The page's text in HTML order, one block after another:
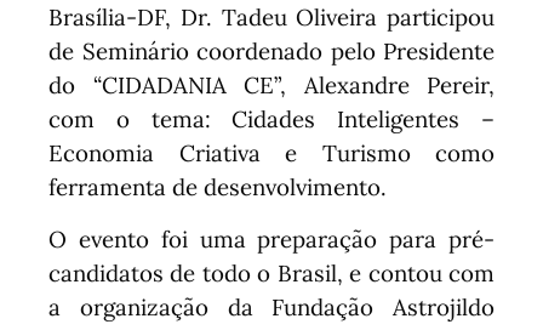
Brasília-DF, Dr. Tadeu Oliveira participou
de Seminário coordenado pelo Presidente
do “CIDADANIA CE”, Alexandre Pereir,
com o tema: Cidades Inteligentes –
Economia Criativa e Turismo como
ferramenta de desenvolvimento.
O evento foi uma preparação para pré-
candidatos de todo o Brasil, e contou com
a organização da Fundação Astrojildo